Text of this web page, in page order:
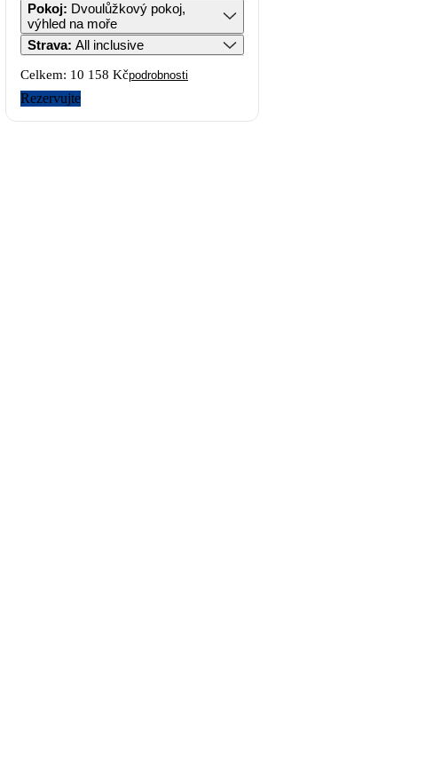
Pokoj: Dvoulůžkový pokoj,
výhled na moře
Strava: All inclusive
Celkem: 10 158 Kčpodrobnosti
Rezervujte